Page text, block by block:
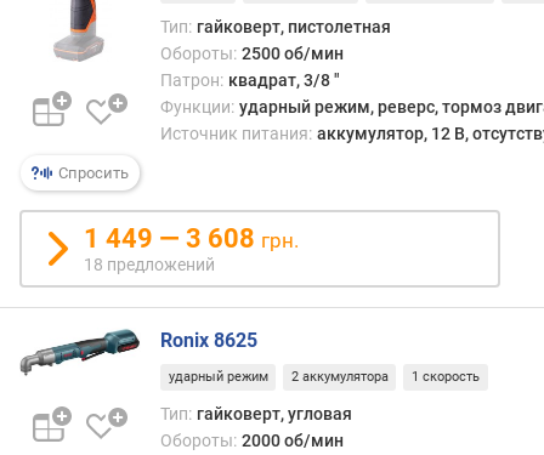
п
о
д
а
е
д
о
б
а
в
е
н
я
Спросить
Тип: гайковерт, пистолетная
Обороты: 2500 об/мин
Патрон: квадрат, 3/8 "
Функции: ударный режим, реверс, тормоз
Источник питания: аккумулятор, 12 В,
1 449 — 3 608 грн.
18 предложений
Ronix 8625
ударный режим 2 аккумулятора 1 скорость
Тип: гайковерт, угловая
Обороты: 2000 об/мин